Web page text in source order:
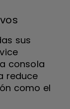
sus
consola
reduce
como el